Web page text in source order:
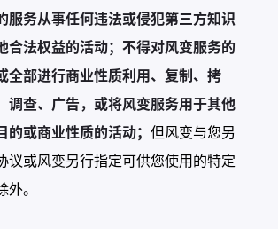
服务从事任何违法或侵犯第三方知识
合法权益的活动；不得对风变服务的
全部进行商业性质利用、复制、拷
调查、广告，或将风变服务用于其他
的或商业性质的活动； 但风变与您另
议或风变另行指定可供您使用的特定
。